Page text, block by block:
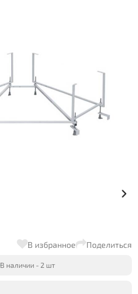
В избранное Поделиться
В наличии - 2 шт